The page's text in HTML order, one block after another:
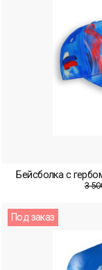
Бейсболка с
3
Под заказ